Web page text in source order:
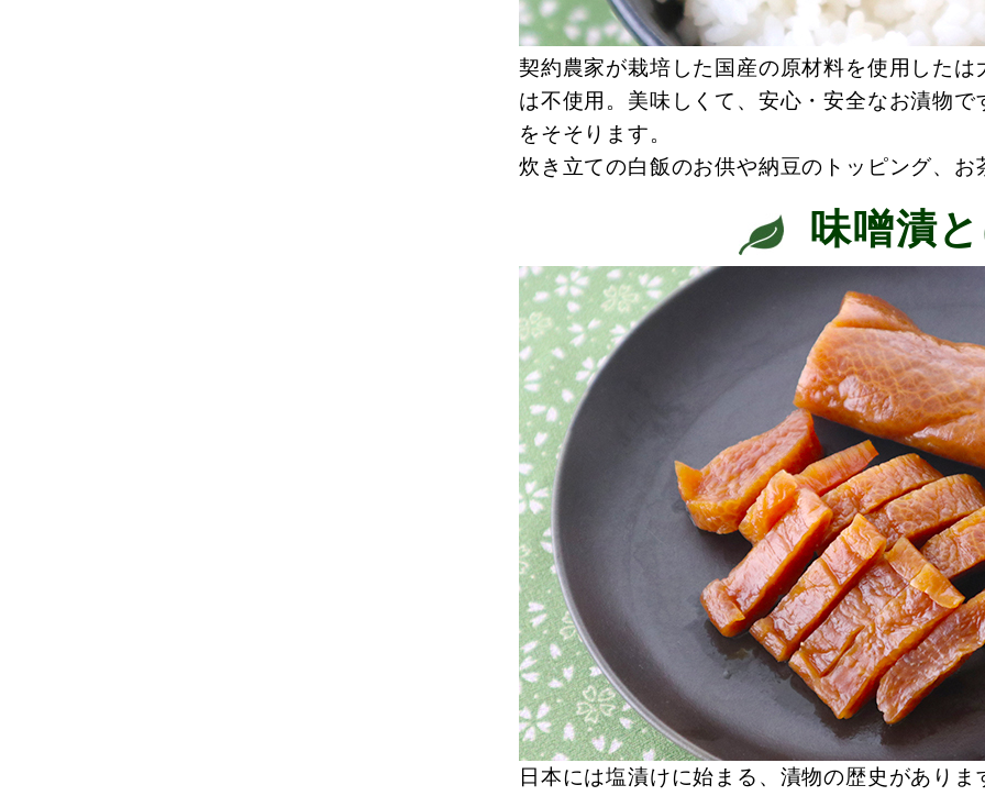
契約農家が栽培した国産の原材料を使用した
は不使用。美味しくて、安心・安全なお漬物
をそそります。
炊き立ての白飯のお供や納豆のトッピング、
味噌漬
日本には塩漬けに始まる、漬物の歴史があり